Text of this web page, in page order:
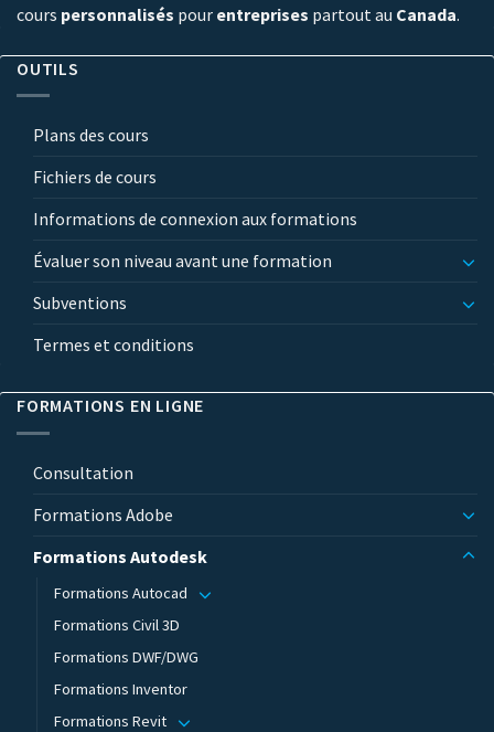
cours personnalisés pour entreprises partout au Canada.
OUTILS
Plans des cours
Fichiers de cours
Informations de connexion aux formations
Évaluer son niveau avant une formation
Subventions
Termes et conditions
FORMATIONS EN LIGNE
Consultation
Formations Adobe
Formations Autodesk
Formations Autocad
Formations Civil 3D
Formations DWF/DWG
Formations Inventor
Formations Revit